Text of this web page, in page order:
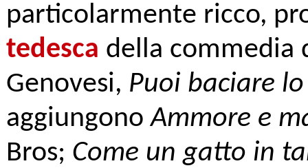
particolarmente ricco,
tedesca della commedia
Genovesi, Puoi baciare
aggiungonoAmmore e
Bros; Come un gatto in